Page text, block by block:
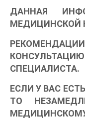
ДАННАЯ
МЕДИЦИНСКОЙ
СПЕЦИАЛИСТА.
ЕСЛИ У ВАС
ТО